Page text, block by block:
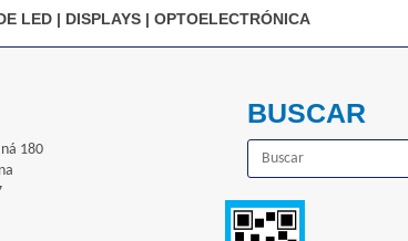
LED| DISPLAYS| OPTOELECTRÓNICA
180
BUSCAR